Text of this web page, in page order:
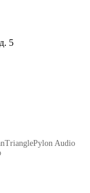
5
TrianglePylon Audio